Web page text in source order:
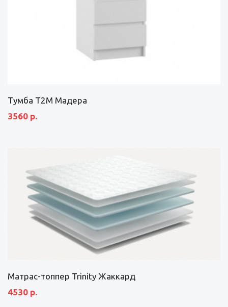
Тумба Т2М Мадера
3560 р.
Матрас-топпер Trinity Жаккард
4530 р.